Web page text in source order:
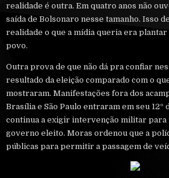
realidade é outra. Em quatro anos não
saída de Bolsonaro nesse tamanho. Isso
realidade o que a mídia queria era plantar
povo.
Outra prova de que não dá pra confiar
resultado da eleição comparado com o
mostraram. Manifestações fora dos
Brasília e São Paulo entraram em seu 12º
continua a exigir intervenção militar para
governo eleito. Moras ordenou que a
públicas para permitir a passagem de